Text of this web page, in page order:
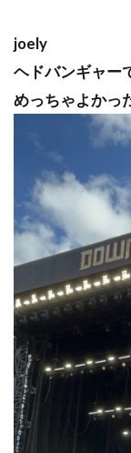
joely
ヘドバンギャー
めっちゃよかっ